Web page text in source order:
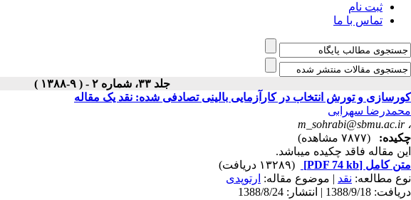
ثبت نام
تماس با ما
جلد ۳۳، شماره ۲ - ( ۹-۱۳۸۸ )
کورسازی و تورش انتخاب در کارآزمایی بالینی تصادفی شده: نقد یک مقاله
محمدرضا سهرابی
،m_sohrabi@sbmu.ac.ir
چکیده:
(۷۸۷۷ مشاهده)
این مقاله فاقد چکیده می​باشد.
متن کامل [PDF 74 kb]
(۱۳۲۸۹ دریافت)
نوع مطالعه: نقد | موضوع مقاله: ارتوپدی
دریافت: 1388/9/18 | انتشار: 1388/8/24